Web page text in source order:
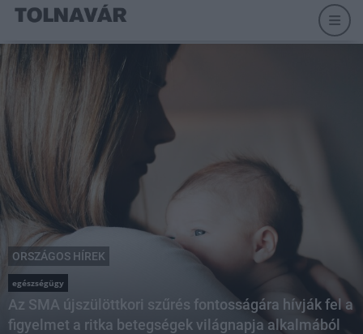
ORSZÁGOS HÍREK
egészségügy
Az SMA újszülöttkori szűrés fontosságára hívják fel a
figyelmet a ritka betegségek világnapja alkalmából